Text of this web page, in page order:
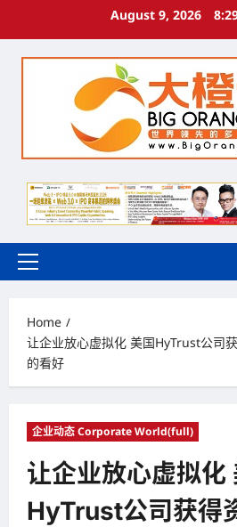
August 9, 2026
Primary
Home
让企业放心虚拟化 美国HyTrust公司
的看好
企业动态 Corporate World(full)
让企业放心虚拟化
HyTrust公司获得